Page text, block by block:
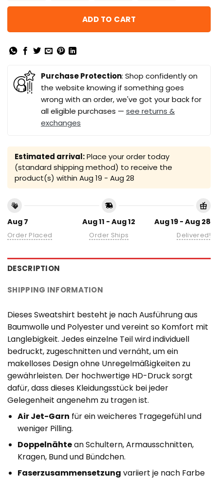
ADD TO CART
Purchase Protection: Shop confidently on
the website knowing if something goes
wrong with an order, we've got your back for
all eligible purchases — see returns &
exchanges
Estimated arrival:Place your order today
(standard shipping method) to receive the
product(s) within Aug 19 - Aug 28
Aug 7
Order Placed
Aug 11 - Aug 12
Order Ships
Aug 19 - Aug 28
Delivered!
DESCRIPTION
SHIPPING INFORMATION
Dieses Sweatshirt besteht je nach Ausführung aus
Baumwolle und Polyester und vereint so Komfort mit
Langlebigkeit. Jedes einzelne Teil wird individuell
bedruckt, zugeschnitten und vernäht, um ein
makelloses Design ohne Unregelmäßigkeiten zu
gewährleisten. Der hochwertige HD-Druck sorgt
dafür, dass dieses Kleidungsstück bei jeder
Gelegenheit angenehm zu tragen ist.
Air Jet-Garn für ein weicheres Tragegefühl und
weniger Pilling.
Doppelnähtean Schultern, Armausschnitten,
Kragen, Bund und Bündchen.
Faserzusammensetzung variiert je nach Farbe